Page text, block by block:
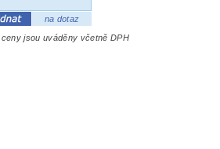
na dotaz
jsou uváděny včetně DPH